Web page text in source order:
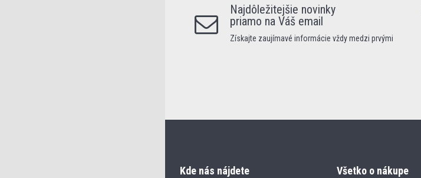
Najdôležitejšie novinky
priamo na Váš email
Získajte zaujímavé informácie vždy medzi prvými
Kde nás nájdete Všetko o nákupe